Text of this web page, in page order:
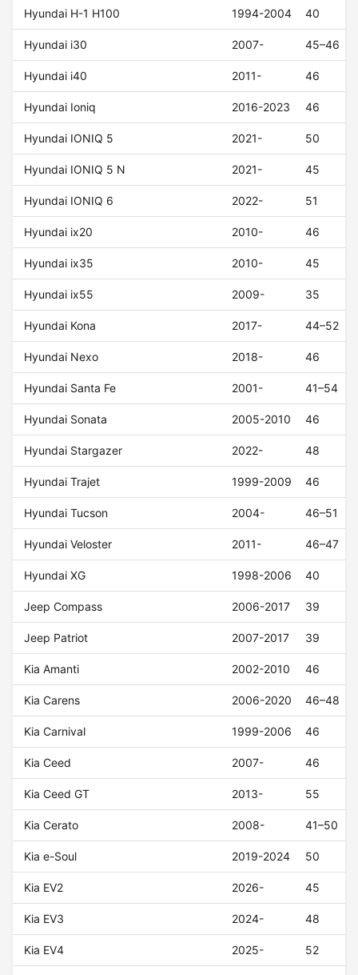
Hyundai H-1 H100 1994-2004 40
Hyundai i30 2007- 45–46
Hyundai i40 2011- 46
Hyundai Ioniq 2016-2023 46
Hyundai IONIQ 5 2021- 50
Hyundai IONIQ 5 N 2021- 45
Hyundai IONIQ 6 2022- 51
Hyundai ix20 2010- 46
Hyundai ix35 2010- 45
Hyundai ix55 2009- 35
Hyundai Kona 2017- 44–52
Hyundai Nexo 2018- 46
Hyundai Santa Fe 2001- 41–54
Hyundai Sonata 2005-2010 46
Hyundai Stargazer 2022- 48
Hyundai Trajet 1999-2009 46
Hyundai Tucson 2004- 46–51
Hyundai Veloster 2011- 46–47
Hyundai XG 1998-2006 40
Jeep Compass 2006-2017 39
Jeep Patriot 2007-2017 39
Kia Amanti 2002-2010 46
Kia Carens 2006-2020 46–48
Kia Carnival 1999-2006 46
Kia Ceed 2007- 46
Kia Ceed GT 2013- 55
Kia Cerato 2008- 41–50
Kia e-Soul 2019-2024 50
Kia EV2 2026- 45
Kia EV3 2024- 48
Kia EV4 2025- 52